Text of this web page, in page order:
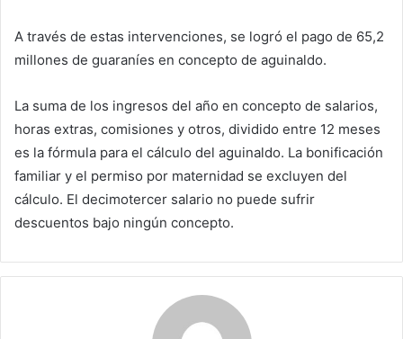
A través de estas intervenciones, se logró el pago de 65,2
millones de guaraníes en concepto de aguinaldo.
La suma de los ingresos del año en concepto de salarios,
horas extras, comisiones y otros, dividido entre 12 meses
es la fórmula para el cálculo del aguinaldo. La bonificación
familiar y el permiso por maternidad se excluyen del
cálculo. El decimotercer salario no puede sufrir
descuentos bajo ningún concepto.